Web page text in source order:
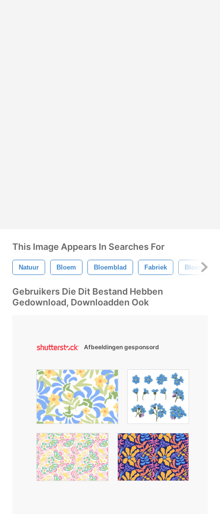
This Image Appears In Searches For
Natuur Bloem Bloemblad Fabriek Bloemen
Gebruikers Die Dit Bestand Hebben
Gedownload, Downloadden Ook
Afbeeldingen gesponsord